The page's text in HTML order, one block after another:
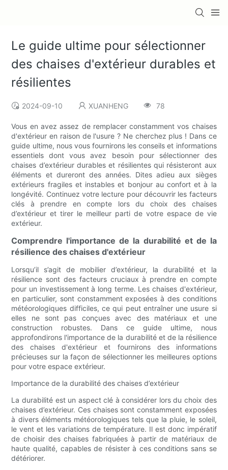
Le guide ultime pour sélectionner
des chaises d'extérieur durables et
résilientes
2024-09-10 XUANHENG 78
Vous en avez assez de remplacer constamment vos chaises
d'extérieur en raison de l'usure ? Ne cherchez plus ! Dans ce
guide ultime, nous vous fournirons les conseils et informations
essentiels dont vous avez besoin pour sélectionner des
chaises d’extérieur durables et résilientes qui résisteront aux
éléments et dureront des années. Dites adieu aux sièges
extérieurs fragiles et instables et bonjour au confort et à la
longévité. Continuez votre lecture pour découvrir les facteurs
clés à prendre en compte lors du choix des chaises
d’extérieur et tirer le meilleur parti de votre espace de vie
extérieur.
Comprendre l'importance de la durabilité et de la
résilience des chaises d'extérieur
Lorsqu’il s’agit de mobilier d’extérieur, la durabilité et la
résilience sont des facteurs cruciaux à prendre en compte
pour un investissement à long terme. Les chaises d'extérieur,
en particulier, sont constamment exposées à des conditions
météorologiques difficiles, ce qui peut entraîner une usure si
elles ne sont pas conçues avec des matériaux et une
construction robustes. Dans ce guide ultime, nous
approfondirons l'importance de la durabilité et de la résilience
des chaises d'extérieur et fournirons des informations
précieuses sur la façon de sélectionner les meilleures options
pour votre espace extérieur.
Importance de la durabilité des chaises d’extérieur
La durabilité est un aspect clé à considérer lors du choix des
chaises d’extérieur. Ces chaises sont constamment exposées
à divers éléments météorologiques tels que la pluie, le soleil,
le vent et les variations de température. Il est donc impératif
de choisir des chaises fabriquées à partir de matériaux de
haute qualité, capables de résister à ces conditions sans se
détériorer.